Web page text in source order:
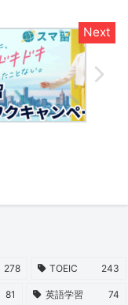
278 TOEIC 243
81 英語学習 74